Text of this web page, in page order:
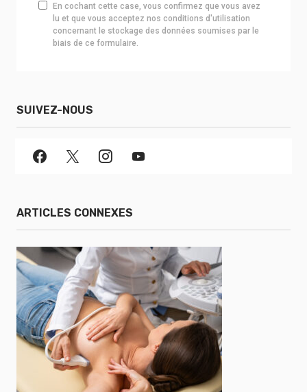
En cochant cette case, vous confirmez que vous avez
lu et que vous acceptez nos conditions d'utilisation
concernant le stockage des données soumises par le
biais de ce formulaire.
SUIVEZ-NOUS
ARTICLES CONNEXES